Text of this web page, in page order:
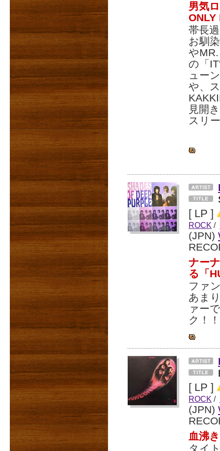
男気
ONLY
帯長
お馴
や
の「
ュー
や、
見開
スリ
[ LP ]
ROCK /
(JPN)
ナー
る「
ファ
あま
ァー
ク！
[ LP ]
ROCK /
(JPN)
血沸